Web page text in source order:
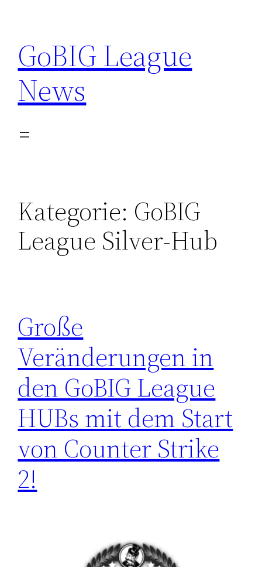
springen
GoBIG League
News
Kategorie: GoBIG
League Silver-Hub
Große
Veränderungen in
den GoBIG League
HUBs mit dem Start
von Counter Strike
2!